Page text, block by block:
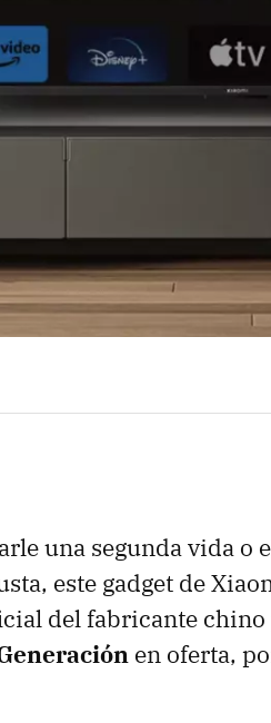
una segunda vida o
este gadget de
del fabricante chino
en oferta,